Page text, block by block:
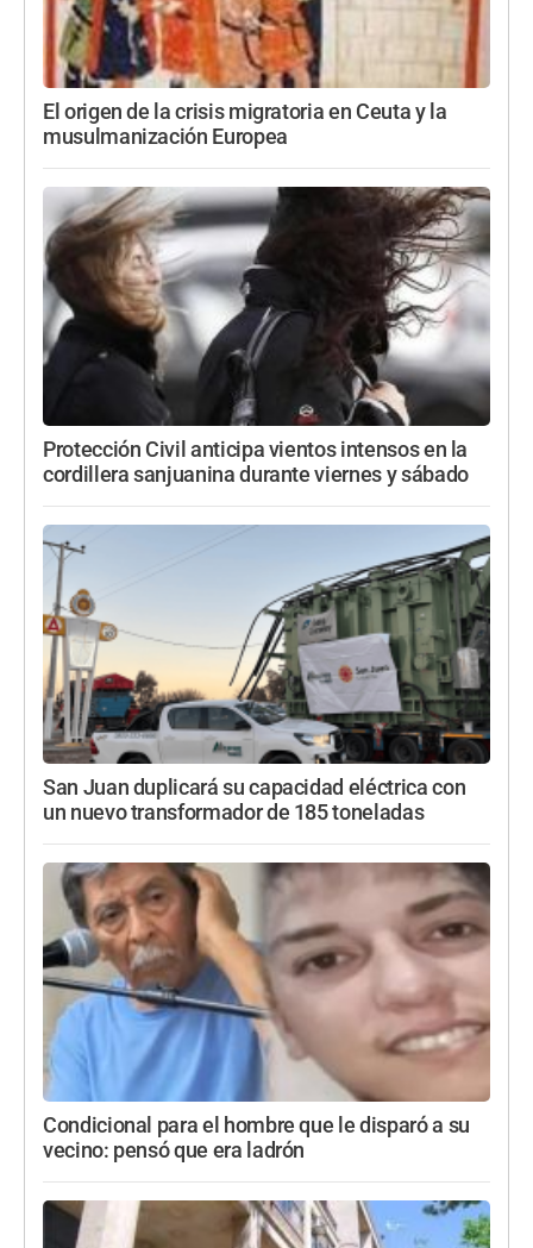
El origen de la crisis migratoria en Ceuta y la
musulmanización Europea
Protección Civil anticipa vientos intensos en la
cordillera sanjuanina durante viernes y sábado
San Juan duplicará su capacidad eléctrica con
un nuevo transformador de 185 toneladas
Condicional para el hombre que le disparó a su
vecino: pensó que era ladrón